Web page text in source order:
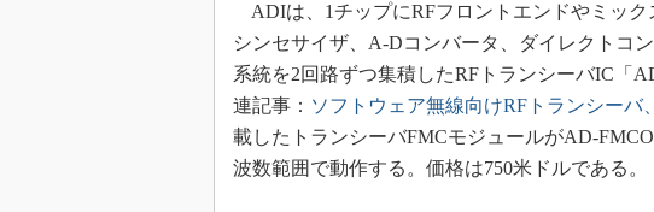
IoT時代の無線規格を知る【Z-Wave
ADIは、1チップにRFフロントエンドやミッ
シンセサイザ、A-Dコンバータ、ダイレクトコ
系統を2回路ずつ集積したRFトランシーバIC「
連記事： ソフトウェア無線向けRFトランシーバ
載したトランシーバFMCモジュールがAD-
波数範囲で動作する。価格は750米ドルである。